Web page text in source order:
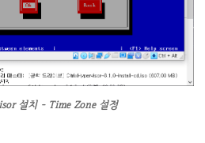
설치 - Time Zone 설정